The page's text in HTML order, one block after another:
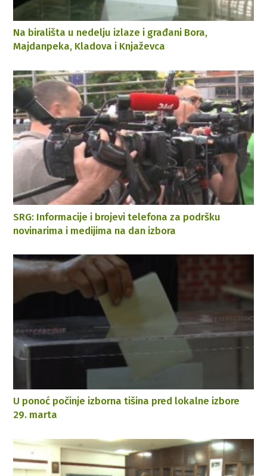
Na birališta u nedelju izlaze i građani Bora,
Majdanpeka, Kladova i Knjaževca
SRG: Informacije i brojevi telefona za podršku
novinarima i medijima na dan izbora
U ponoć počinje izborna tišina pred lokalne izbore
29. marta